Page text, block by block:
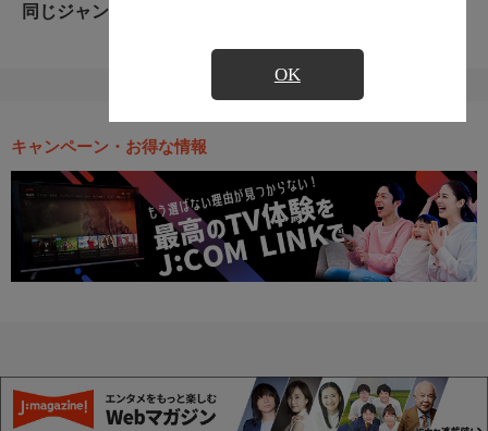
OK
同じジャンルのおすすめ番組
キャンペーン・お得な情報